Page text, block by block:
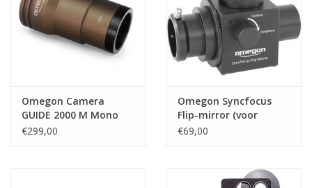
Omegon Camera
GUIDE 2000 M Mono
€299,00
Omegon Syncfocus
Flip-mirror (voor
planeetcamera's)
€69,00